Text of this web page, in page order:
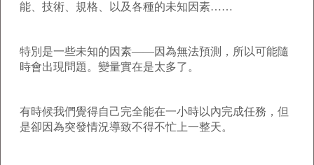
能、技術、規格、以及各種的未知因素……
特別是一些未知的因素——因為無法預測，所以可能隨
時會出現問題。變量實在是太多了。
有時候我們覺得自己完全能在一小時以內完成任務，但
是卻因為突發情況導致不得不忙上一整天。